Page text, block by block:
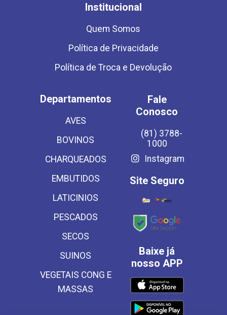
Institucional
Quem Somos
Política de Privacidade
Política de Troca e Devolução
Departamentos
AVES
BOVINOS
CHARQUEADOS
EMBUTIDOS
LATICINIOS
PESCADOS
SECOS
SUINOS
VEGETAIS CONG E
MASSAS
Fale
Conosco
(81) 3788-
1000
Instagram
Site Seguro
Baixe já
nosso APP